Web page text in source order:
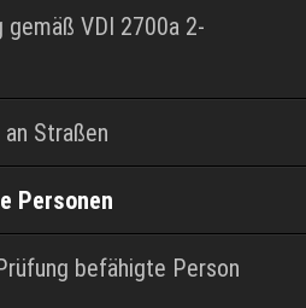
gemäß VDI 2700a 2-
Straßen
Personen
befähigte Person